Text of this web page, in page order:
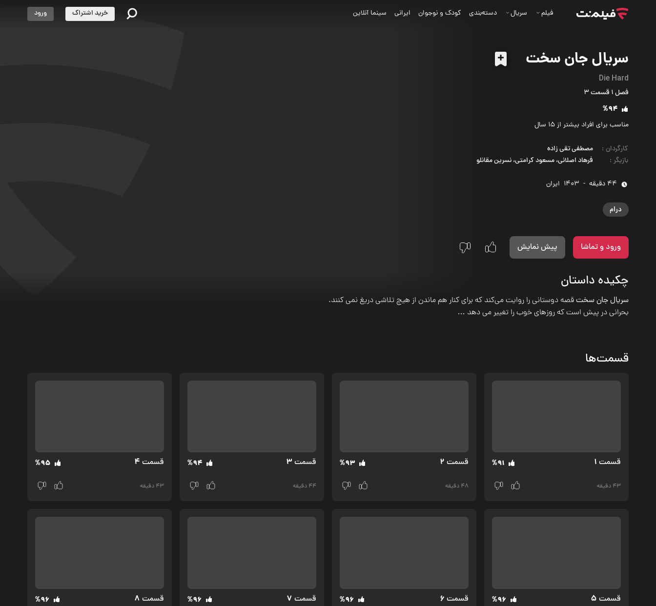
سریال جان سخت
Die Hard
فصل‌ 1 قسمت‌ 3
%94
مناسب برای افراد بیشتر از 15 سال
کارگردان :
مصطفی تقی زاده
بازیگر : فرهاد اصلانی، مسعود کرامتی، نسرین مقانلو
44 دقیقه -
1403 ‌ ایران
درام
ورود و تماشا پیش نمایش
فیلم سریال دسته‌بندی کودک و نوجوان ایرانی سینما آنلاین خرید اشتراک ورود
چکیده داستان
سریال جان سختقصه دوستانی را روایت می‌کند که برای کنار هم ماندن از هیچ تلاشی دریغ نمی کنند.
بحرانی در پیش است که روزهای خوب را تغییر می دهد …
قسمت‌ها
قسمت‌ 1
%91
43 دقیقه
قسمت‌ 2
%93
48 دقیقه
قسمت‌ 3
%94
44 دقیقه
قسمت‌ 4
%95
43 دقیقه
قسمت‌ 5
%96 قسمت‌ 6
%96 قسمت‌ 7
%96 قسمت‌ 8
%96